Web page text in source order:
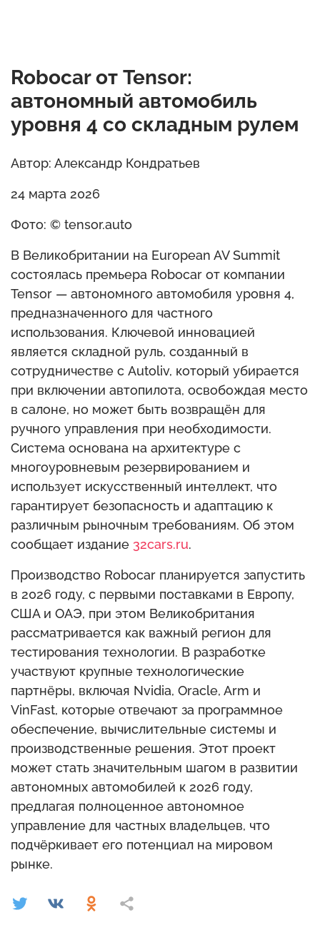
Robocar от Tensor:
автономный автомобиль
уровня 4 со складным рулем
Автор: Александр Кондратьев
24 марта 2026
Фото: © tensor.auto
В Великобритании на European AV Summit
состоялась премьера Robocar от компании
Tensor — автономного автомобиля уровня 4,
предназначенного для частного
использования. Ключевой инновацией
является складной руль, созданный в
сотрудничестве с Autoliv, который убирается
при включении автопилота, освобождая место
в салоне, но может быть возвращён для
ручного управления при необходимости.
Система основана на архитектуре с
многоуровневым резервированием и
использует искусственный интеллект, что
гарантирует безопасность и адаптацию к
различным рыночным требованиям. Об этом
сообщает издание 32cars.ru.
Производство Robocar планируется запустить
в 2026 году, с первыми поставками в Европу,
США и ОАЭ, при этом Великобритания
рассматривается как важный регион для
тестирования технологии. В разработке
участвуют крупные технологические
партнёры, включая Nvidia, Oracle, Arm и
VinFast, которые отвечают за программное
обеспечение, вычислительные системы и
производственные решения. Этот проект
может стать значительным шагом в развитии
автономных автомобилей к 2026 году,
предлагая полноценное автономное
управление для частных владельцев, что
подчёркивает его потенциал на мировом
рынке.